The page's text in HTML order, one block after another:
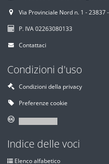
Via Provinciale Nord n. 1 - 23837
P. IVA 02263080133
Contattaci
Condizioni d'uso
Condizioni della privacy
Preferenze cookie
Indice delle voci
Elenco alfabetico